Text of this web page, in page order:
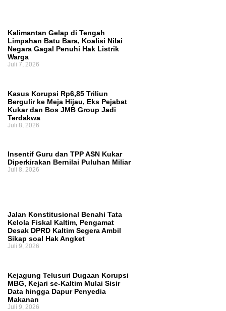
Kalimantan Gelap di Tengah
Limpahan Batu Bara, Koalisi Nilai
Negara Gagal Penuhi Hak Listrik
Warga
Juli 7, 2026
Kasus Korupsi Rp6,85 Triliun
Bergulir ke Meja Hijau, Eks Pejabat
Kukar dan Bos JMB Group Jadi
Terdakwa
Juli 8, 2026
Insentif Guru dan TPP ASN Kukar
Diperkirakan Bernilai Puluhan Miliar
Juli 8, 2026
Jalan Konstitusional Benahi Tata
Kelola Fiskal Kaltim, Pengamat
Desak DPRD Kaltim Segera Ambil
Sikap soal Hak Angket
Juli 9, 2026
Kejagung Telusuri Dugaan Korupsi
MBG, Kejari se-Kaltim Mulai Sisir
Data hingga Dapur Penyedia
Makanan
Juli 9, 2026